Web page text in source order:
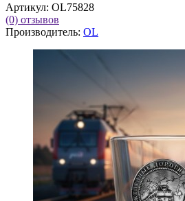
Артикул: OL75828
(0) отзывов
Производитель: OL